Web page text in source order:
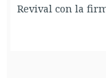
Revival con la